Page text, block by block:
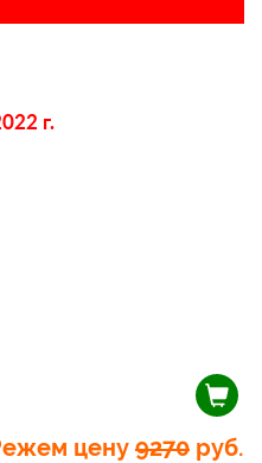
г.
цену 9270 руб.